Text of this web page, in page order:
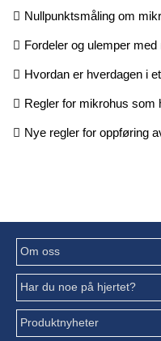
Nullpunktsmåling om
Fordeler og ulemper med
Hvordan er hverdagen i
Regler for mikrohus som
Nye regler for oppføring
Om oss
Har du noe på hjertet?
Produktnyheter